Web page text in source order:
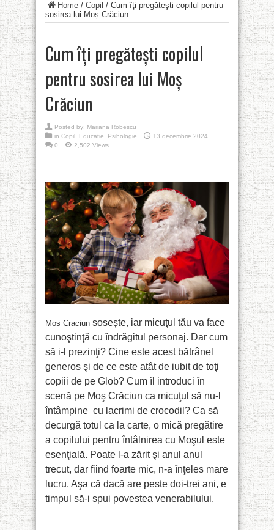
Home / Copil / Cum îţi pregăteşti copilul pentru
sosirea lui Moș Crăciun
Cum îţi pregăteşti copilul
pentru sosirea lui Moș
Crăciun
Posted by: Mariana Robescu
in Copil Educatie Psihologie
13 decembrie 2024
0
2,502 Views
Mos Craciun sosește, iar micuţul tău va face
cunoştinţă cu îndrăgitul personaj. Dar cum
să i-l prezinţi? Cine este acest bătrânel
generos şi de ce este atât de iubit de toţi
copiii de pe Glob? Cum îl introduci în
scenă pe Moş Crăciun ca micuţul să nu-l
întâmpine cu lacrimi de crocodil? Ca să
decurgă totul ca la carte, o mică pregătire
a copilului pentru întâlnirea cu Moşul este
esenţială. Poate l-a zărit şi anul anul
trecut, dar fiind foarte mic, n-a înţeles mare
lucru. Aşa că dacă are peste doi-trei ani, e
timpul să-i spui povestea venerabilului.